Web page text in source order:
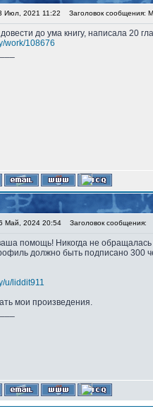
Июл, 2021 11:22 Заголовок сообщения:
до ума книгу, написала 20
work/108676
Май, 2024 20:54 Заголовок сообщения:
помощь! Никогда не обращалась
должно быть подписано 300
u/liddit911
мои произведения.